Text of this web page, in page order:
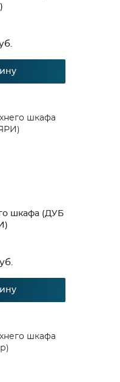
шкафа (ДУБ